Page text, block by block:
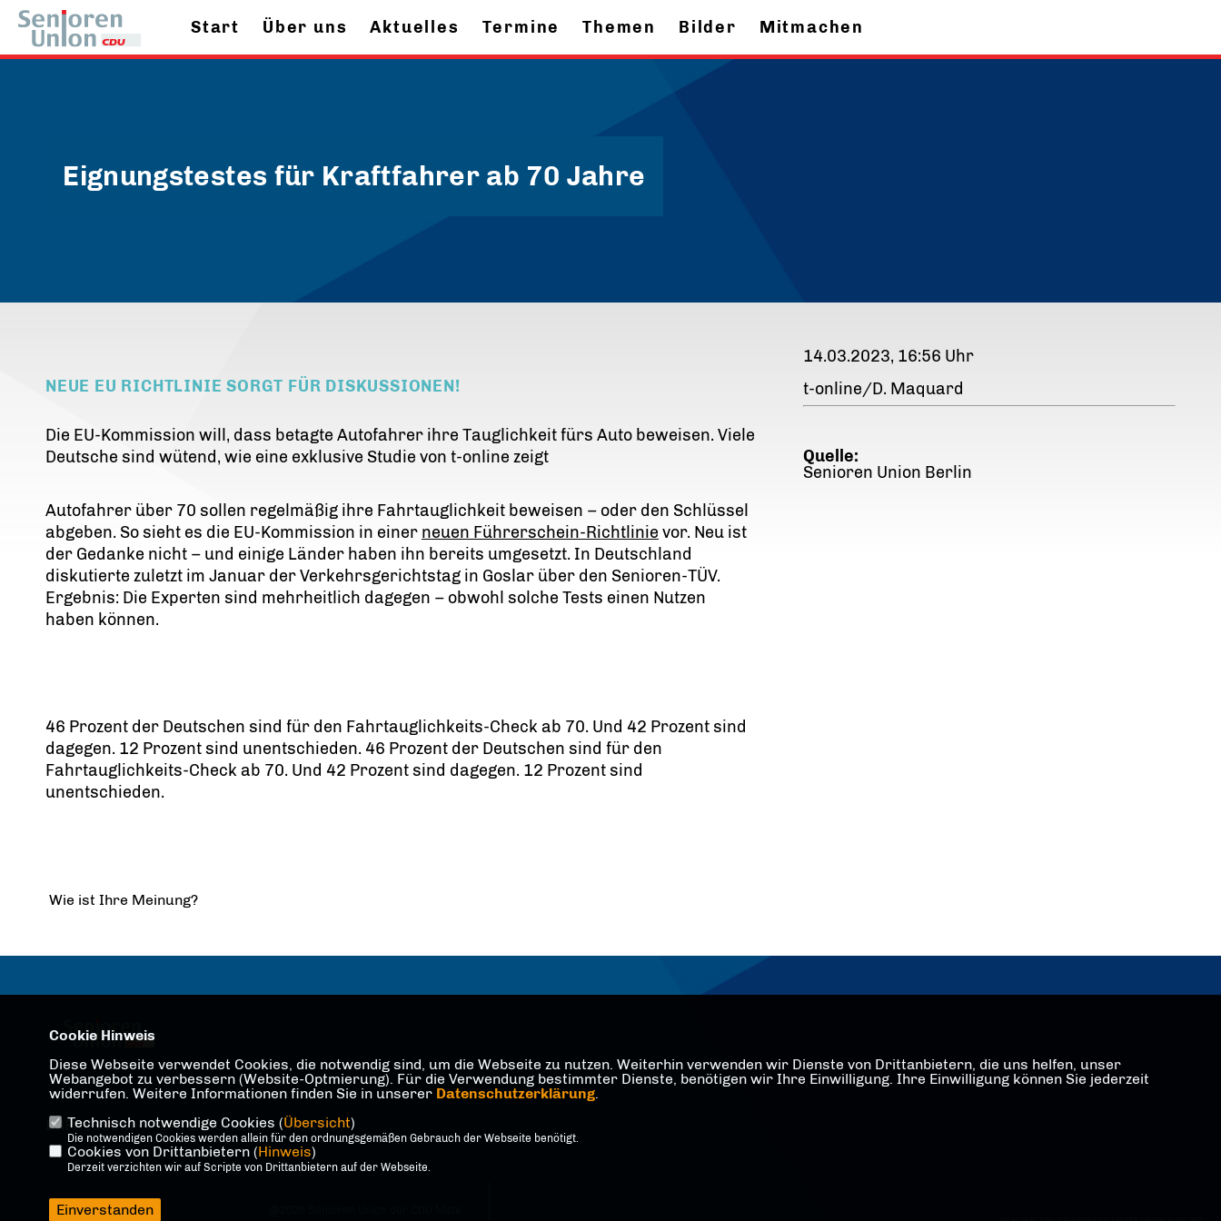
Start Über uns Aktuelles Termine Themen Bilder Mitmachen
Eignungstestes für Kraftfahrer ab 70 Jahre
NEUE EU RICHTLINIE SORGT FÜR DISKUSSIONEN!
Die EU-Kommission will, dass betagte Autofahrer ihre Tauglichkeit fürs Auto beweisen. Viele
Deutsche sind wütend, wie eine exklusive Studie von t-online zeigt
Autofahrer über 70 sollen regelmäßig ihre Fahrtauglichkeit beweisen – oder den Schlüssel
abgeben. So sieht es die EU-Kommission in einer neuen Führerschein-Richtlinie vor. Neu ist
der Gedanke nicht – und einige Länder haben ihn bereits umgesetzt. In Deutschland
diskutierte zuletzt im Januar der Verkehrsgerichtstag in Goslar über den Senioren-TÜV.
Ergebnis: Die Experten sind mehrheitlich dagegen – obwohl solche Tests einen Nutzen
haben können.
46 Prozent der Deutschen sind für den Fahrtauglichkeits-Check ab 70. Und 42 Prozent sind
dagegen. 12 Prozent sind unentschieden. 46 Prozent der Deutschen sind für den
Fahrtauglichkeits-Check ab 70. Und 42 Prozent sind dagegen. 12 Prozent sind
unentschieden.
Wie ist Ihre Meinung?
14.03.2023, 16:56 Uhr
t-online/D. Maquard
Quelle:
Senioren Union Berlin
IMPRESSUM DATENSCHUTZ KONTAKT
Cookie Hinweis
Diese Webseite verwendet Cookies, die notwendig sind, um die Webseite zu nutzen. Weiterhin verwenden wir Dienste von Drittanbietern, die uns helfen, unser
Webangebot zu verbessern (Website-Optmierung). Für die Verwendung bestimmter Dienste, benötigen wir Ihre Einwilligung. Ihre Einwilligung können Sie jederzeit
widerrufen. Weitere Informationen finden Sie in unserer Datenschutzerklärung.
Technisch notwendige Cookies (Übersicht)
Die notwendigen Cookies werden allein für den ordnungsgemäßen Gebrauch der Webseite benötigt.
Cookies von Drittanbietern (Hinweis)
Derzeit verzichten wir auf Scripte von Drittanbietern auf der Webseite.
Einverstanden